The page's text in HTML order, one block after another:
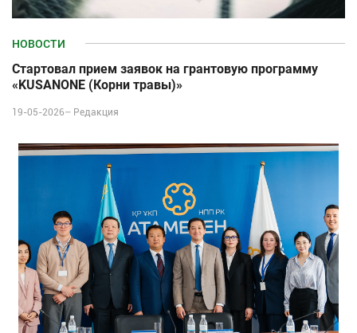
НОВОСТИ
Стартовал прием заявок на грантовую программу
«KUSANONE (Корни травы)»
19-05-2026– Редакция